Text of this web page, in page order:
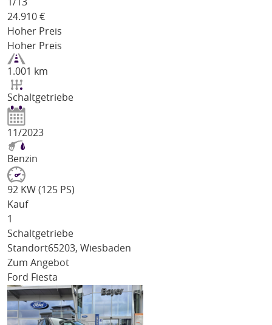
24.910 €
Hoher Preis
Hoher Preis
1.001 km
Schaltgetriebe
11/2023
Benzin
92 KW (125 PS)
Kauf
1
Schaltgetriebe
Standort65203, Wiesbaden
Zum Angebot
Ford Fiesta